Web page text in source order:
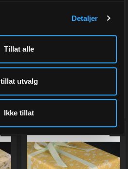
Detaljer
Tillat alle
tillat utvalg
Ikke tillat
999,00